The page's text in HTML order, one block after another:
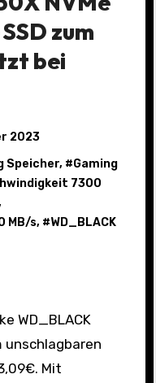
zum
bei
2023
Speicher, #Gaming
7300
MB/s, #WD_BLACK
unschlagbaren
Mit